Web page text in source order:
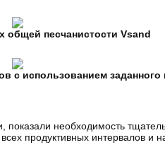
общей песчанистости Vsand
с использованием
необходимость
продуктивных интервалов